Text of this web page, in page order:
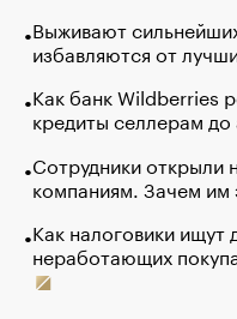
Выживают
избавляются от
Как банк Wildberries
кредиты селлерам до
Сотрудники открыли
компаниям. Зачем им
Как налоговики ищут
неработающих